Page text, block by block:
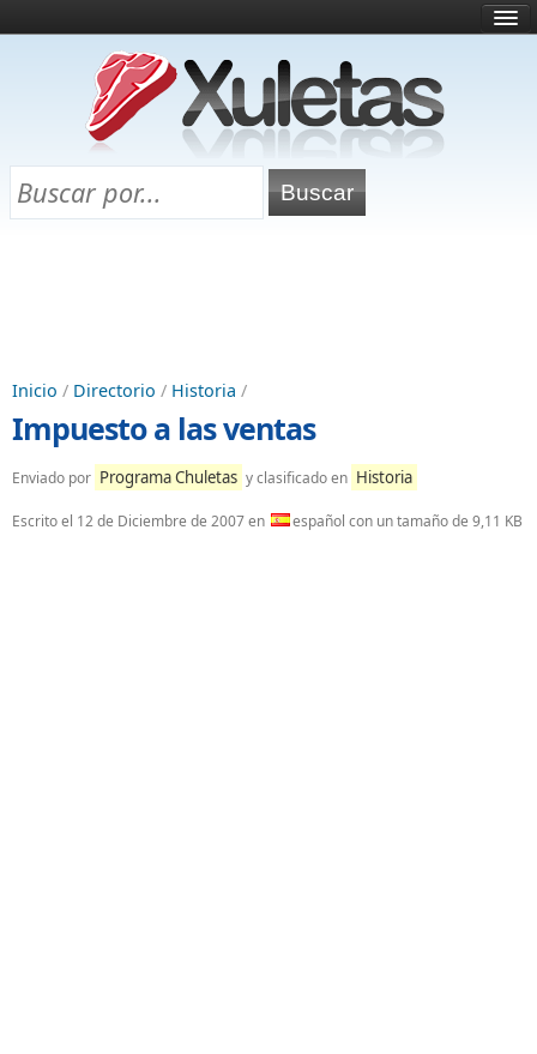
¿Qué es esto?
Directorio
Chuletas para exámenes
Inicio / Directorio / Historia /
Impuesto a las ventas
Enviado por Programa Chuletas y clasificado en Historia
Escrito el 12 de Diciembre de 2007en español con un tamaño de 9,11 KB